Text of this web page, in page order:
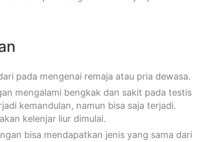
pada mengenai remaja atau pria dewasa.
mengalami bengkak dan sakit pada testis
kemandulan, namun bisa saja terjadi.
kelenjar liur dimulai.
bisa mendapatkan jenis yang sama dari